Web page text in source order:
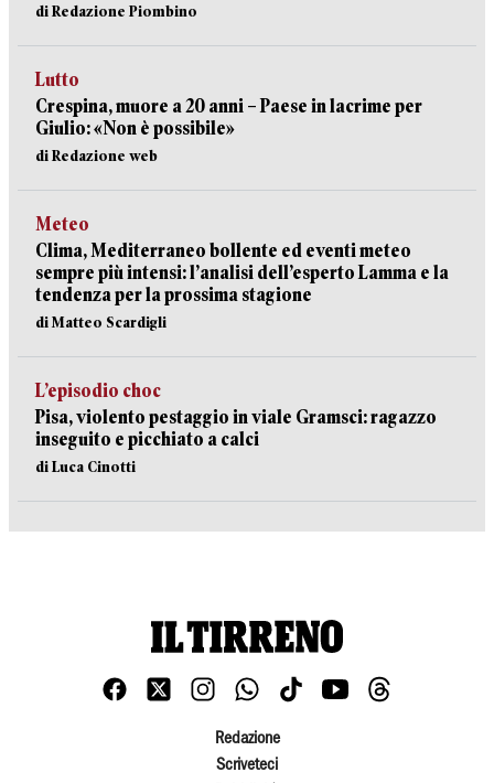
di Redazione Piombino
Lutto
Crespina, muore a 20 anni – Paese in lacrime per
Giulio: «Non è possibile»
di Redazione web
Meteo
Clima, Mediterraneo bollente ed eventi meteo
sempre più intensi: l’analisi dell’esperto Lamma e la
tendenza per la prossima stagione
di Matteo Scardigli
L’episodio choc
Pisa, violento pestaggio in viale Gramsci: ragazzo
inseguito e picchiato a calci
di Luca Cinotti
Redazione
Scriveteci